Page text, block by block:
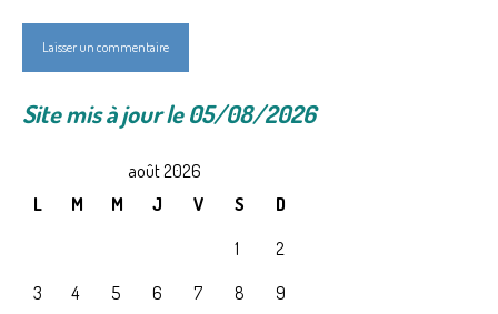
Site mis à jour le 05/08/2026
août 2026
L
M M J V S
D
1
2
3
4 5 6 7 8
9